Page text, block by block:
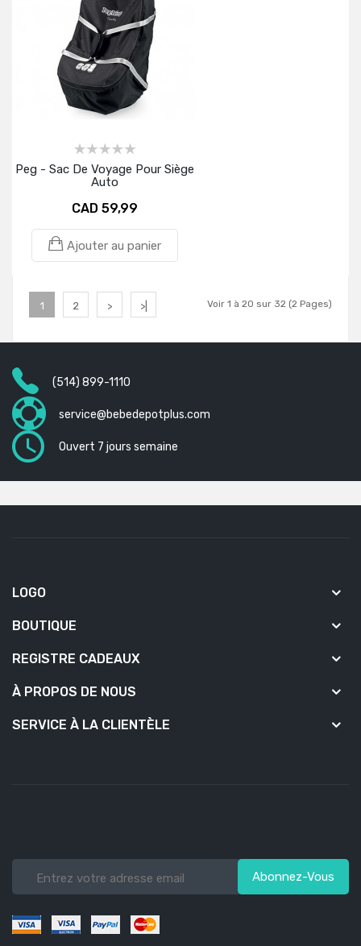
Peg - Sac De Voyage Pour Siège
Auto
CAD 59,99
Ajouter au panier
Voir 1 à 20 sur 32 (2 Pages)
1 2 > >|
(514) 899-1110
service@bebedepotplus.com
Ouvert 7 jours semaine
LOGO
BOUTIQUE
REGISTRE CADEAUX
À PROPOS DE NOUS
SERVICE À LA CLIENTÈLE
Abonnez-Vous